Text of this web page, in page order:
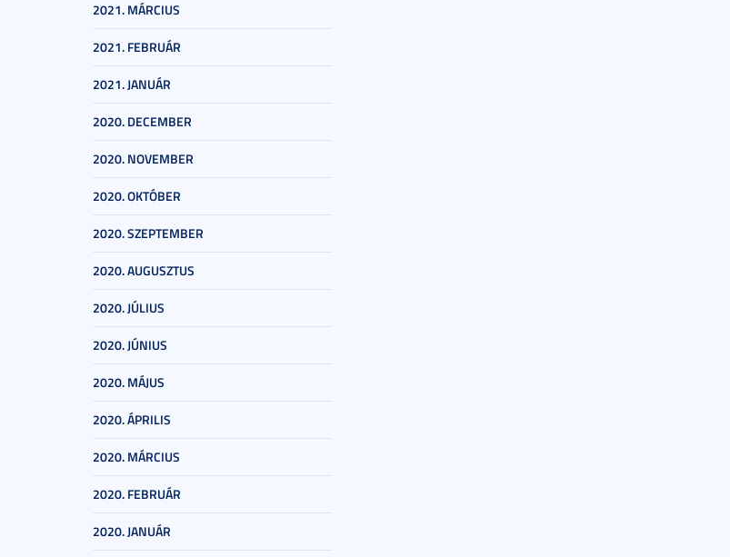
2021. MÁRCIUS
2021. FEBRUÁR
2021. JANUÁR
2020. DECEMBER
2020. NOVEMBER
2020. OKTÓBER
2020. SZEPTEMBER
2020. AUGUSZTUS
2020. JÚLIUS
2020. JÚNIUS
2020. MÁJUS
2020. ÁPRILIS
2020. MÁRCIUS
2020. FEBRUÁR
2020. JANUÁR